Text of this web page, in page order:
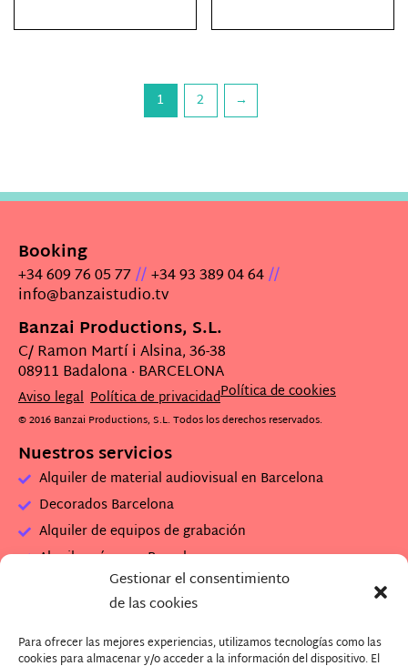
Gestionar el consentimiento
de las cookies
Para ofrecer las mejores experiencias, utilizamos tecnologías como las
cookies para almacenar y/o acceder a la información del dispositivo. El
1 2 →
Booking
+34 609 76 05 77//+34 93 389 04 64//
info@banzaistudio.tv
Banzai Productions, S.L.
C/ Ramon Martí i Alsina, 36-38
08911 Badalona · BARCELONA
Aviso legal Política de privacidadPolítica de cookies
© 2016 Banzai Productions, S.L. Todos los derechos reservados.
Nuestros servicios
Alquiler de material audiovisual en Barcelona
Decorados Barcelona
Alquiler de equipos de grabación
Alquiler cámaras Barcelona
Alquiler set de rodaje
Alquiler plató de grabación
Descarga Dossier Banzai